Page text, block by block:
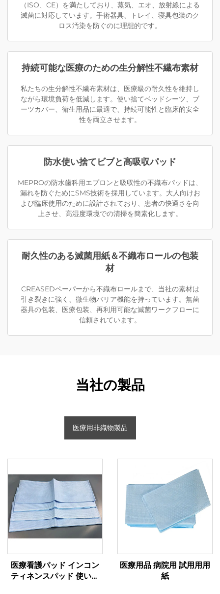
（ISO、CE）を満たしており、蒸気、エオ、放射線による
滅菌に対応しています。手術器具、トレイ、寝具包装のク
ロス汚染を防ぐのに理想的です。
持続可能な医療のための生分解性不繊布素材
私たちの生分解性不繊布素材は、医療級の耐久性を維持し
ながら環境負荷を低減します。使い捨てベッドシーツ、ブ
ーツカバー、衛生用品に最適で、持続可能性と臨床的安全
性を両立させます。
防水使い捨てビブと高吸収パッド
MEPROの防水歯科用エプロンと吸収性の不織布パッドは、
漏れを防ぐためにSMS技術を採用しています。大人向けお
よび臨床使用のために設計されており、患者の快適さを向
上させ、高湿度環境での清掃を簡素化します。
耐久性のある滅菌用紙＆不織布ロールの包装
材
CREASEDペーパーから不織布ロールまで、当社の素材は
引き裂きに強く、微生物バリア機能を持っています。無菌
器具の包装、医療包装、再利用可能な滅菌ワークフローに
信頼されています。
当社の製品
医療用非織物製品
医療看護パッド インコン
ティネンスパッド 使い捨
医療用品 病院用 試用用用
紙